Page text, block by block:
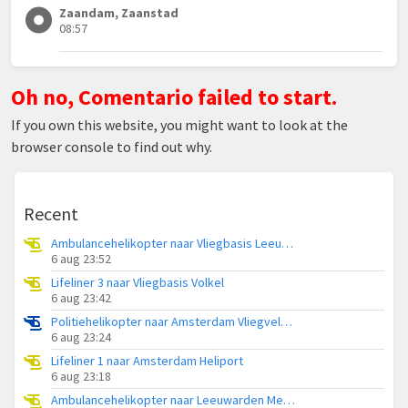
Zaandam, Zaanstad
08:57
Oh no, Comentario failed to start.
If you own this website, you might want to look at the
browser console to find out why.
Recent
Ambulancehelikopter naar Vliegbasis Leeuwarden
6 aug 23:52
Lifeliner 3 naar Vliegbasis Volkel
6 aug 23:42
Politiehelikopter naar Amsterdam Vliegveld Schiphol
6 aug 23:24
Lifeliner 1 naar Amsterdam Heliport
6 aug 23:18
Ambulancehelikopter naar Leeuwarden Medical Center Heliport